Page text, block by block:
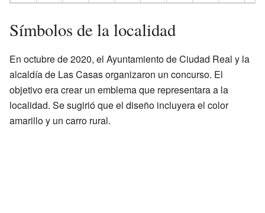
Símbolos de la localidad
En octubre de 2020, el Ayuntamiento de Ciudad Real y la
alcaldía de Las Casas organizaron un concurso. El
objetivo era crear un emblema que representara a la
localidad. Se sugirió que el diseño incluyera el color
amarillo y un carro rural.